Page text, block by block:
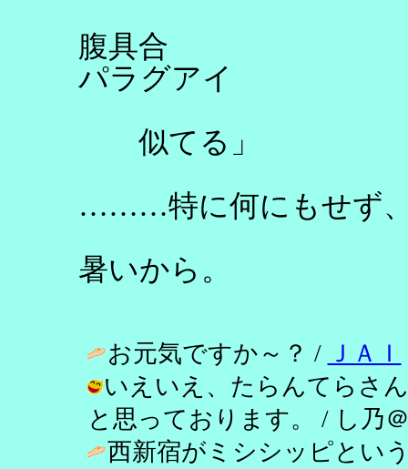
腹具合
パラグアイ
似てる」
………特に何にもせず、
暑いから。
お元気ですか～？ / ＪＡＩ
いえいえ、たらんてらさ
と思っております。 / し乃
西新宿がミシシッピとい